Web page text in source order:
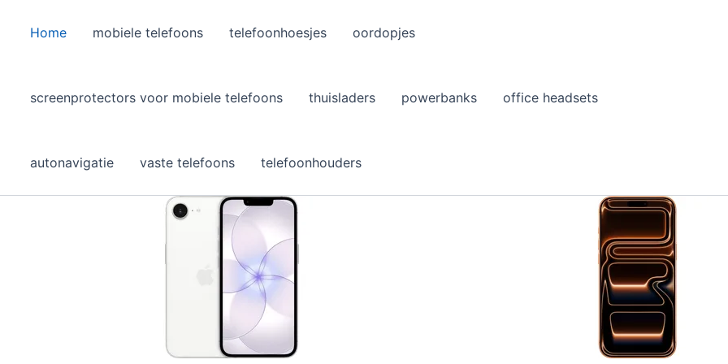
Home mobiele telefoons telefoonhoesjes oordopjes
screenprotectors voor mobiele telefoons thuisladers powerbanks office headsets
autonavigatie vaste telefoons telefoonhouders